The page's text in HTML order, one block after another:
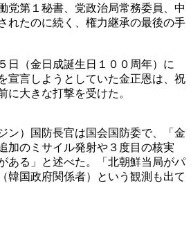
党第１秘書、党政治局常務委員、中
れたのに続く、権力継承の最後の手
日（金日成誕生日１００周年）に
宣言しようとしていた金正恩は、祝
に大きな打撃を受けた。
ン）国防長官は国会国防委で、「金
加のミサイル発射や３度目の核実
ある」と述べた。「北朝鮮当局がパ
韓国政府関係者）という観測も出て